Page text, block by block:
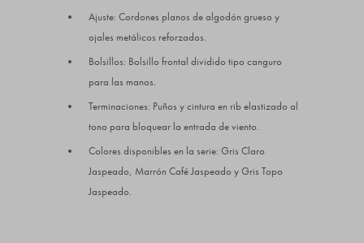
Ajuste: Cordones planos de algodón grueso y
ojales metálicos reforzados.
Bolsillos: Bolsillo frontal dividido tipo canguro
para las manos.
Terminaciones: Puños y cintura en rib elastizado al
tono para bloquear la entrada de viento.
Colores disponibles en la serie: Gris Claro
Jaspeado, Marrón Café Jaspeado y Gris Topo
Jaspeado.